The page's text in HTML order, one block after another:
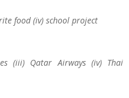
food (iv) school project
(iii) Qatar Airways (iv) Thai